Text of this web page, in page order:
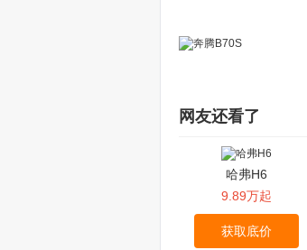
网友还看了
哈弗H6
9.89万起
获取底价